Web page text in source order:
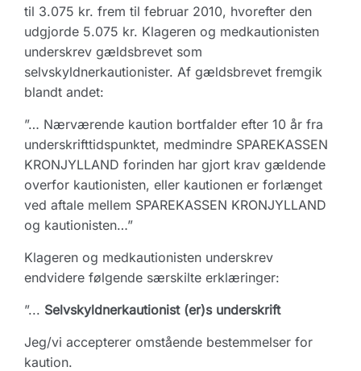
til 3.075 kr. frem til februar 2010, hvorefter den
udgjorde 5.075 kr. Klageren og medkautionisten
underskrev gældsbrevet som
selvskyldnerkautionister. Af gældsbrevet fremgik
blandt andet:
”… Nærværende kaution bortfalder efter 10 år fra
underskrifttidspunktet, medmindre SPAREKASSEN
KRONJYLLAND forinden har gjort krav gældende
overfor kautionisten, eller kautionen er forlænget
ved aftale mellem SPAREKASSEN KRONJYLLAND
og kautionisten…”
Klageren og medkautionisten underskrev
endvidere følgende særskilte erklæringer:
”... Selvskyldnerkautionist (er)s underskrift
Jeg/vi accepterer omstående bestemmelser for
kaution.